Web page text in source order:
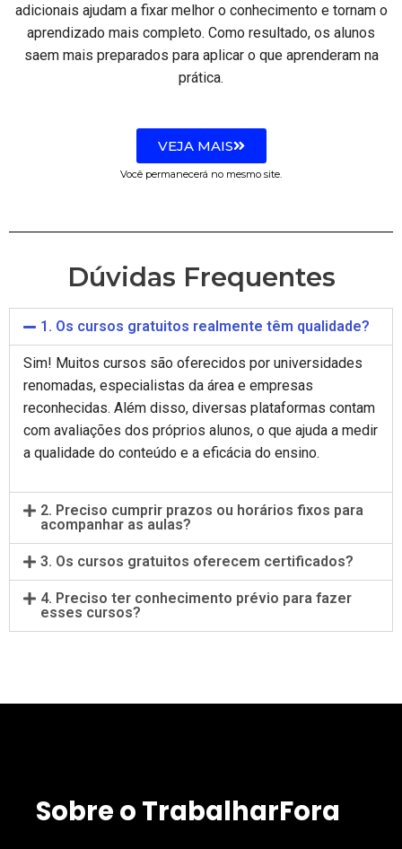
adicionais ajudam a fixar melhor o conhecimento e tornam o
aprendizado mais completo. Como resultado, os alunos
saem mais preparados para aplicar o que aprenderam na
prática.
VEJA MAIS
Você permanecerá no mesmo site.
Dúvidas Frequentes
1. Os cursos gratuitos realmente têm qualidade?
Sim! Muitos cursos são oferecidos por universidades
renomadas, especialistas da área e empresas
reconhecidas. Além disso, diversas plataformas contam
com avaliações dos próprios alunos, o que ajuda a medir
a qualidade do conteúdo e a eficácia do ensino.
2. Preciso cumprir prazos ou horários fixos para
acompanhar as aulas?
3. Os cursos gratuitos oferecem certificados?
4. Preciso ter conhecimento prévio para fazer
esses cursos?
Sobre o TrabalharFora